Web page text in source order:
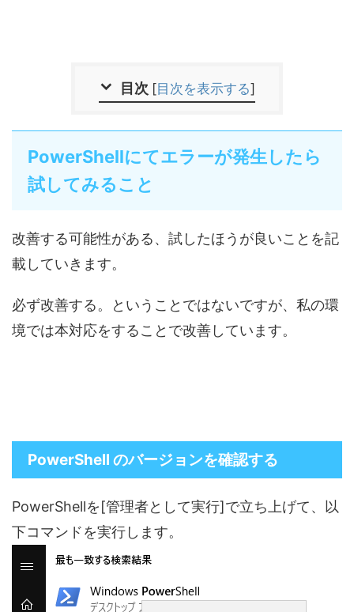
目次 [目次を表示する]
PowerShellにてエラーが発生したら
試してみること
改善する可能性がある、試したほうが良いことを記
載していきます。
必ず改善する。ということではないですが、私の環
境では本対応をすることで改善しています。
PowerShell のバージョンを確認する
PowerShellを[管理者として実行]で立ち上げて、以
下コマンドを実行します。